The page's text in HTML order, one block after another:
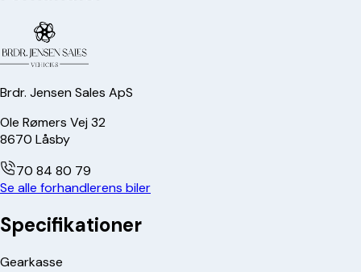
Brdr. Jensen Sales ApS
Ole Rømers Vej 32
8670 Låsby
70 84 80 79
Se alle forhandlerens biler
Specifikationer
Gearkasse